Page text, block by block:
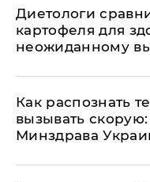
Диетологи
картофеля для
неожиданному
Как распознать
вызывать
Минздрава